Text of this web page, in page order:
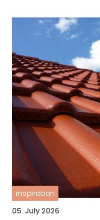
inspiration
05. July 2026